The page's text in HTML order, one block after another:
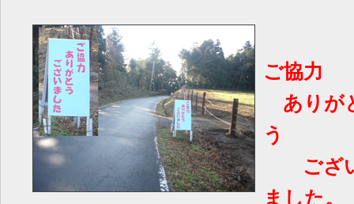
ご協力
ありが
う
ござ
ました。